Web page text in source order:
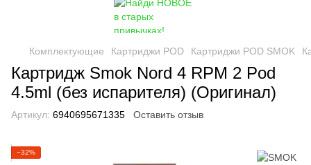
Комплектующие Картриджи POD Картриджи POD SMOK
Картридж Smok Nord 4 RPM 2 Pod
4.5ml (без испарителя) (Оригинал)
Артикул: 6940695671335 Оставить отзыв
−32%